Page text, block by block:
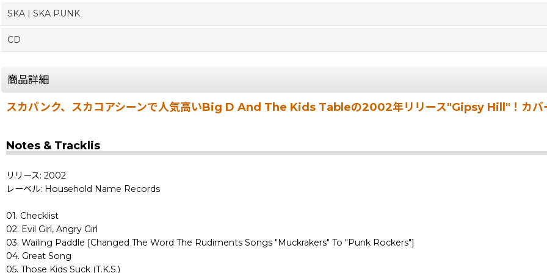
SKA | SKA PUNK
CD
商品詳細
スカパンク、スカコアシーンで人気高いBig D And The Kids Tableの2002年リリース"Gipsy Hill"！カバ
Notes & Tracklis
リリース: 2002
レーベル: Household Name Records
01. Checklist
02. Evil Girl, Angry Girl
03. Wailing Paddle [Changed The Word The Rudiments Songs "Muckrakers" To "Punk Rockers"]
04. Great Song
05. Those Kids Suck (T.K.S.)